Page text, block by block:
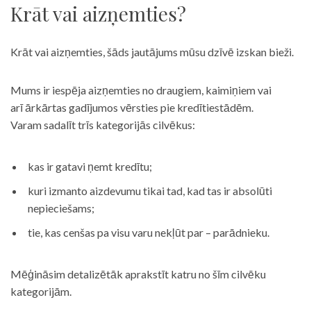
Krāt vai aizņemties?
Krāt vai aizņemties, šāds jautājums mūsu dzīvē izskan bieži.
Mums ir iespēja aizņemties no draugiem, kaimiņiem vai
arī ārkārtas gadījumos vērsties pie kredītiestādēm.
Varam sadalīt trīs kategorijās cilvēkus:
kas ir gatavi ņemt kredītu;
kuri izmanto aizdevumu tikai tad, kad tas ir absolūti
nepieciešams;
tie, kas cenšas pa visu varu nekļūt par – parādnieku.
Mēģināsim detalizētāk aprakstīt katru no šīm cilvēku
kategorijām.